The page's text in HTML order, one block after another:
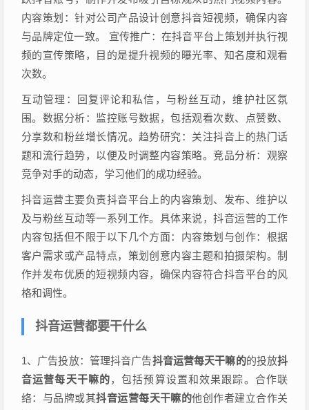
内容策划：针对公司产品设计创意抖音短视频，确保内容
与品牌定位一致。 宣传推广：在抖音平台上策划并执行视
频的宣传策略，目的是提升视频的曝光率、知名度和观看
次数。
互动管理：回复评论和私信，与粉丝互动，维护社区氛
围。数据分析：监控账号数据，包括观看次数、点赞数、
分享数和粉丝增长情况。趋势研究：关注抖音上的热门话
题和流行趋势，以便及时调整内容策略。竞品分析：观察
竞争对手的动态，学习他们的成功经验。
抖音运营主要负责抖音平台上的内容策划、发布、维护以
及与粉丝互动等一系列工作。具体来说，抖音运营的工作
内容包括但不限于以下几个方面：内容策划与创作：根据
客户需求或产品特点，策划创意内容主题和拍摄架构。制
作并发布优质的短视频内容，确保内容符合抖音平台的风
格和调性。
抖音运营都要干什么
1、广告投放：管理抖音广告抖音运营每天干嘛的的投放抖
音运营每天干嘛的，包括预算设置和效果跟踪。合作联
络：与品牌或其抖音运营每天干嘛的他创作者建立合作关